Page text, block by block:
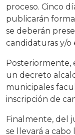
proceso. Cinco
publicarán
se deberán
candidaturas y/o
Posteriormente,
un decreto
municipales
inscripción de
Finalmente, del
se llevará a